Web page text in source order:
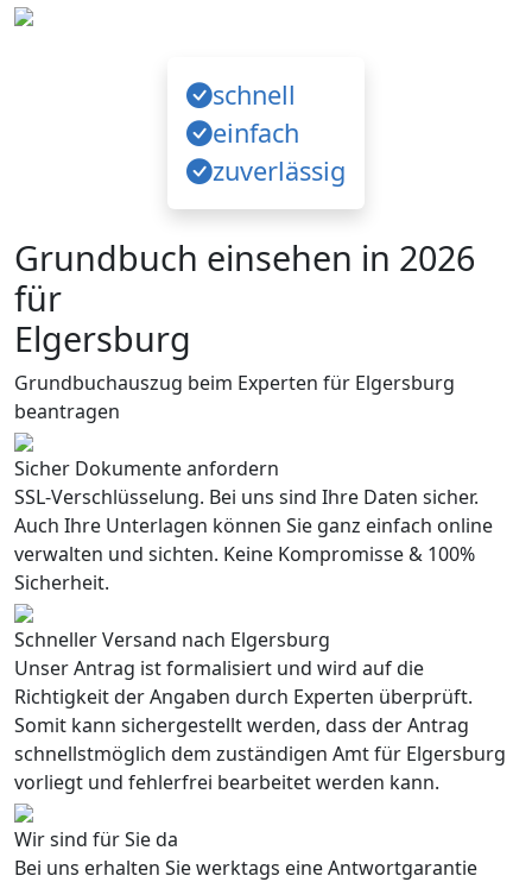
schnell
einfach
zuverlässig
Grundbuch einsehen in 2026
für
Elgersburg
Grundbuchauszug beim Experten für Elgersburg
beantragen
Sicher Dokumente anfordern
SSL-Verschlüsselung. Bei uns sind Ihre Daten sicher.
Auch Ihre Unterlagen können Sie ganz einfach online
verwalten und sichten. Keine Kompromisse & 100%
Sicherheit.
Schneller Versand nach Elgersburg
Unser Antrag ist formalisiert und wird auf die
Richtigkeit der Angaben durch Experten überprüft.
Somit kann sichergestellt werden, dass der Antrag
schnellstmöglich dem zuständigen Amt für Elgersburg
vorliegt und fehlerfrei bearbeitet werden kann.
Wir sind für Sie da
Bei uns erhalten Sie werktags eine Antwortgarantie